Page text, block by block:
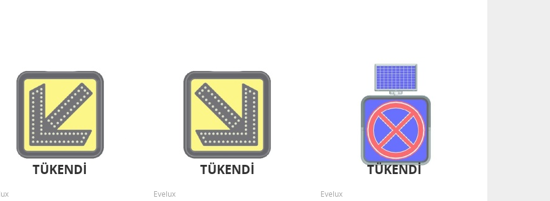
TÜKENDİ
Evelux
TÜKENDİ
Evelux
TÜKENDİ